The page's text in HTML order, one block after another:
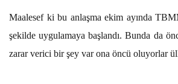
Maalesef ki bu anlaşma ekim ayında
şekilde uygulamaya başlandı. Bunda da
zarar verici bir şey var ona öncü oluyorlar